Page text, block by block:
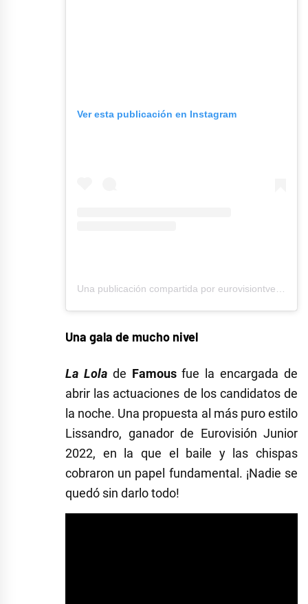
Ver esta publicación en Instagram
Una publicación compartida por eurovisiontve (@eurovisiontve)
Una gala de mucho nivel
La Lola de Famousfue la encargada de
abrir las actuaciones de los candidatos de
la noche. Una propuesta al más puro estilo
Lissandro, ganador de Eurovisión Junior
2022, en la que el baile y las chispas
cobraron un papel fundamental. ¡Nadie se
quedó sin darlo todo!